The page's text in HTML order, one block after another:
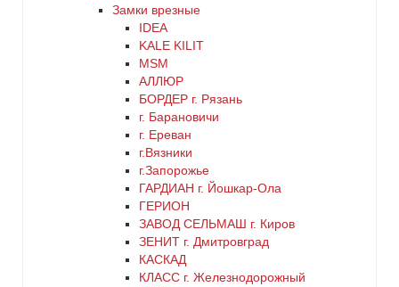
Замки врезные
IDEA
KALE KILIT
MSM
АЛЛЮР
БОРДЕР г. Рязань
г. Барановичи
г. Ереван
г.Вязники
г.Запорожье
ГАРДИАН г. Йошкар-Ола
ГЕРИОН
ЗАВОД СЕЛЬМАШ г. Киров
ЗЕНИТ г. Дмитровград
КАСКАД
КЛАСС г. Железнодорожный